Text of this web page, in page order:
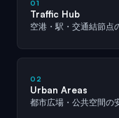
01
Traffic Hub
空港・駅・交通結節点
02
Urban Areas
都市広場・公共空間の